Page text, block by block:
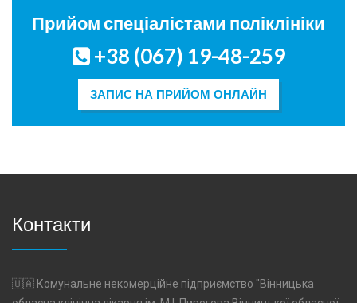
Прийом спеціалістами поліклініки
+38 (067) 19-48-259
ЗАПИС НА ПРИЙОМ ОНЛАЙН
Контакти
🇺🇦 Комунальне некомерційне підприємство "Вінницька